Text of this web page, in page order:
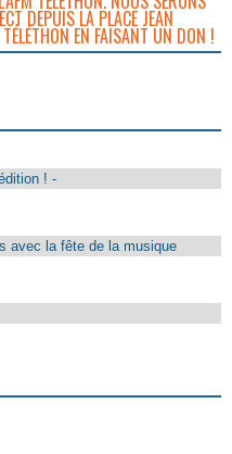
DEPUIS LA PLACE JEAN
EN FAISANT UN DON !
! -
avec la fête de la musique